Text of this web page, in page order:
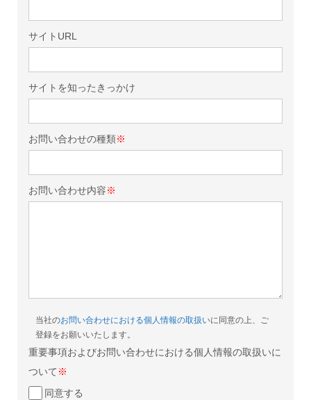
サイトURL
サイトを知ったきっかけ
お問い合わせの種類※
お問い合わせ内容※
当社のお問い合わせにおける個人情報の取扱いに同意の上、ご
登録をお願いいたします。
重要事項およびお問い合わせにおける個人情報の取扱いに
ついて ※
同意する